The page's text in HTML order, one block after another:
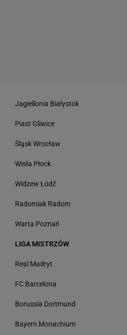
Jagiellonia Białystok
Piast Gliwice
Śląsk Wrocław
Wisła Płock
Widzew Łódź
Radomiak Radom
Warta Poznań
LIGA MISTRZÓW
Real Madryt
FC Barcelona
Borussia Dortmund
Bayern Monachium